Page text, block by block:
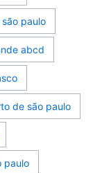
paulo
abcd
de são paulo
paulo